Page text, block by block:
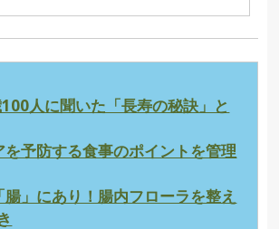
人に聞いた「長寿の秘訣」と
予防する食事のポイントを管理
」にあり！腸内フローラを整え